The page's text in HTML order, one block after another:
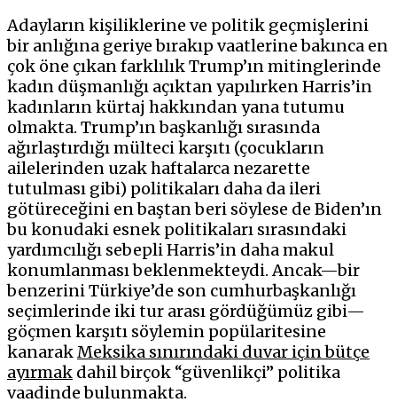
Adayların kişiliklerine ve politik geçmişlerini
bir anlığına geriye bırakıp vaatlerine bakınca en
çok öne çıkan farklılık Trump’ın mitinglerinde
kadın düşmanlığı açıktan yapılırken Harris’in
kadınların kürtaj hakkından yana tutumu
olmakta. Trump’ın başkanlığı sırasında
ağırlaştırdığı mülteci karşıtı (çocukların
ailelerinden uzak haftalarca nezarette
tutulması gibi) politikaları daha da ileri
götüreceğini en baştan beri söylese de Biden’ın
bu konudaki esnek politikaları sırasındaki
yardımcılığı sebepli Harris’in daha makul
konumlanması beklenmekteydi. Ancak—bir
benzerini Türkiye’de son cumhurbaşkanlığı
seçimlerinde iki tur arası gördüğümüz gibi—
göçmen karşıtı söylemin popülaritesine
kanarakMeksika sınırındaki duvar için bütçe
ayırmak dahil birçok “güvenlikçi” politika
vaadinde bulunmakta.